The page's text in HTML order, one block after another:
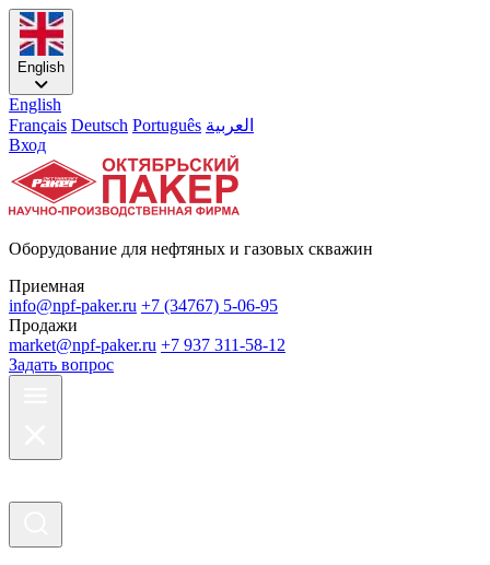
English
English
Français Deutsch Português العربية
Вход
Оборудование для нефтяных и газовых скважин
Приемная
info@npf-paker.ru +7 (34767) 5-06-95
Продажи
market@npf-paker.ru +7 937 311-58-12
Задать вопрос